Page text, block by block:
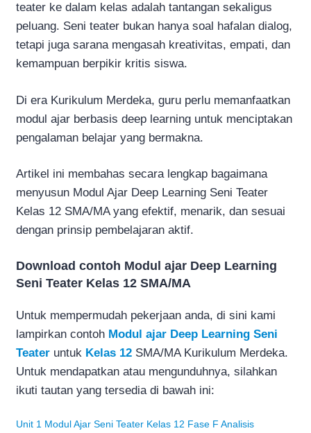
teater ke dalam kelas adalah tantangan sekaligus
peluang. Seni teater bukan hanya soal hafalan dialog,
tetapi juga sarana mengasah kreativitas, empati, dan
kemampuan berpikir kritis siswa.
Di era Kurikulum Merdeka, guru perlu memanfaatkan
modul ajar berbasis deep learning untuk menciptakan
pengalaman belajar yang bermakna.
Artikel ini membahas secara lengkap bagaimana
menyusun Modul Ajar Deep Learning Seni Teater
Kelas 12 SMA/MA yang efektif, menarik, dan sesuai
dengan prinsip pembelajaran aktif.
Download contoh Modul ajar Deep Learning
Seni Teater Kelas 12 SMA/MA
Untuk mempermudah pekerjaan anda, di sini kami
lampirkan contoh Modul ajar Deep Learning Seni
Teater untuk Kelas 12 SMA/MA Kurikulum Merdeka.
Untuk mendapatkan atau mengunduhnya, silahkan
ikuti tautan yang tersedia di bawah ini:
Unit 1 Modul Ajar Seni Teater Kelas 12 Fase F Analisis